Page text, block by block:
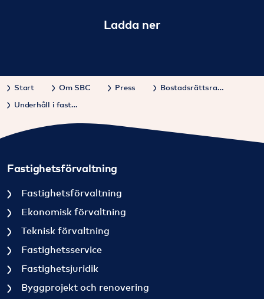
Ladda ner
Start Om SBC Press
Bostadsrättsrapporten
Underhåll i fastigheten
Fastighetsförvaltning
Fastighetsförvaltning
Ekonomisk förvaltning
Teknisk förvaltning
Fastighetsservice
Fastighetsjuridik
Byggprojekt och renovering